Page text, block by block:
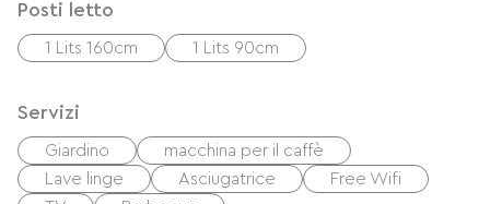
Posti letto
1 Lits 160cm 1 Lits 90cm
Servizi
Giardino
macchina per il caffè
Lave linge
Asciugatrice
Free Wifi